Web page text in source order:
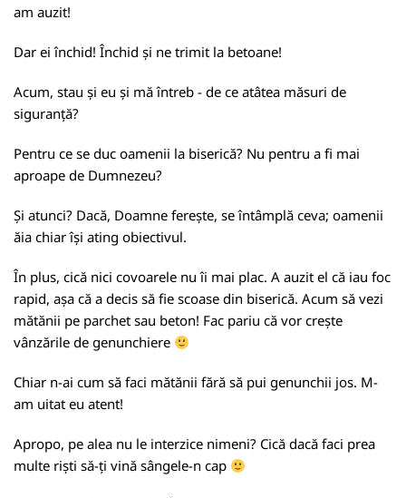
am auzit!
Dar ei închid! Închid și ne trimit la betoane!
Acum, stau și eu și mă întreb - de ce atâtea măsuri de
siguranță?
Pentru ce se duc oamenii la biserică? Nu pentru a fi mai
aproape de Dumnezeu?
Și atunci? Dacă, Doamne ferește, se întâmplă ceva; oamenii
ăia chiar își ating obiectivul.
În plus, cică nici covoarele nu îi mai plac. A auzit el că iau foc
rapid, așa că a decis să fie scoase din biserică. Acum să vezi
mătănii pe parchet sau beton! Fac pariu că vor crește
vânzările de genunchiere
Chiar n-ai cum să faci mătănii fără să pui genunchii jos. M-
am uitat eu atent!
Apropo, pe alea nu le interzice nimeni? Cică dacă faci prea
multe riști să-ți vină sângele-n cap